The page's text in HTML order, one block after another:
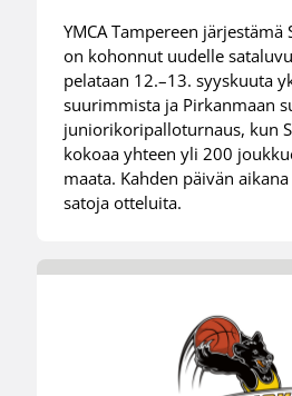
YMCA Tampereen
on kohonnut uudelle
pelataan 12.–13. syyskuuta
suurimmista ja Pirkanmaan
juniorikoripalloturnaus, kun
kokoaa yhteen yli 200
maata. Kahden päivän
satoja otteluita.